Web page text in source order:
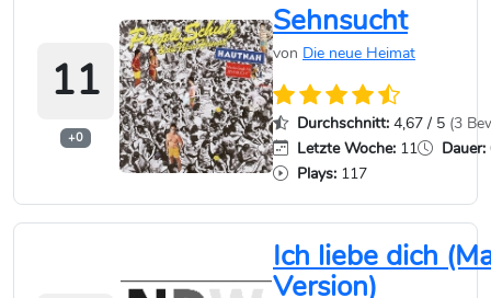
11
+0
Sehnsucht
von Die neue Heimat
Durchschnitt: 4,67 / 5 (3
Letzte Woche: 11 Dauer:
Plays: 117
Ich liebe dich
Version)